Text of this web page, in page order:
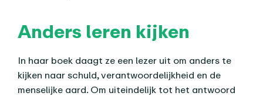
Anders leren kijken
In haar boek daagt ze een lezer uit om anders te
kijken naar schuld, verantwoordelijkheid en de
menselijke aard. Om uiteindelijk tot het antwoord